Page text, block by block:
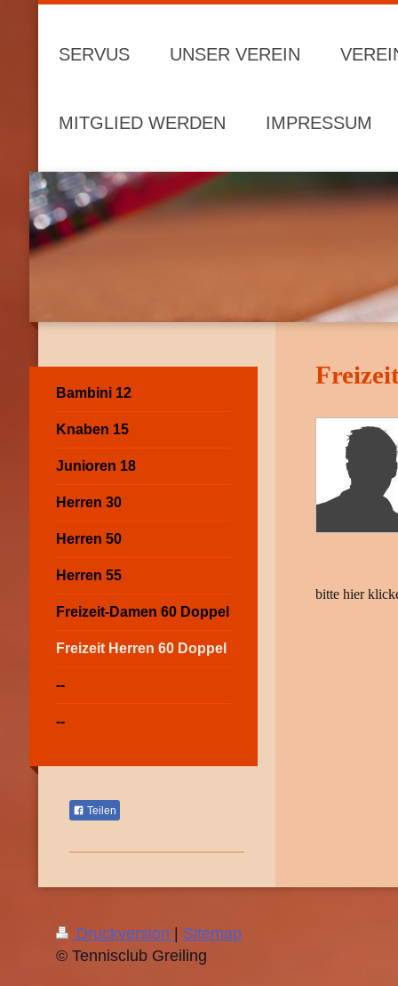
SERVUS UNSER VEREIN
MITGLIED WERDEN IMPRESSUM
bitte hier
Bambini 12
Knaben 15
Junioren 18
Herren 30
Herren 50
Herren 55
Freizeit-Damen 60 Doppel
Freizeit Herren 60 Doppel
--
--
Teilen
Druckversion | Sitemap
© Tennisclub Greiling